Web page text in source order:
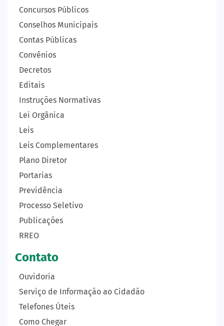
Concursos Públicos
Conselhos Municipais
Contas Públicas
Convênios
Decretos
Editais
Instruções Normativas
Lei Orgânica
Leis
Leis Complementares
Plano Diretor
Portarias
Previdência
Processo Seletivo
Publicações
RREO
Contato
Ouvidoria
Serviço de Informação ao Cidadão
Telefones Úteis
Como Chegar